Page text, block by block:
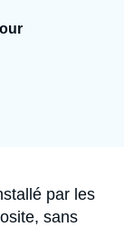
par les
sans